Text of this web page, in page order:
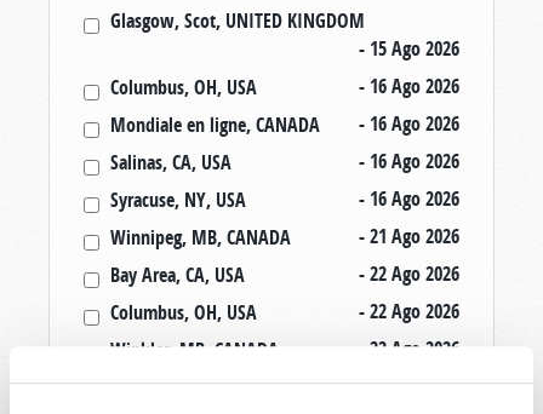
Glasgow, Scot, UNITED KINGDOM
- 15 Ago 2026
Columbus, OH, USA
- 16 Ago 2026
Mondiale en ligne, CANADA
- 16 Ago 2026
Salinas, CA, USA
- 16 Ago 2026
Syracuse, NY, USA
- 16 Ago 2026
Winnipeg, MB, CANADA
- 21 Ago 2026
Bay Area, CA, USA
- 22 Ago 2026
Columbus, OH, USA
- 22 Ago 2026
Winkler, MB, CANADA
- 22 Ago 2026
Rapid City, SD, USA
- 23 Ago 2026